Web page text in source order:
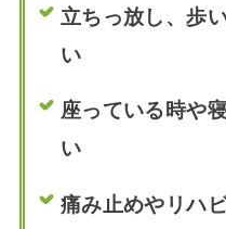
立ちっ放し、歩
い
座っている時や
い
痛み止めやリハ